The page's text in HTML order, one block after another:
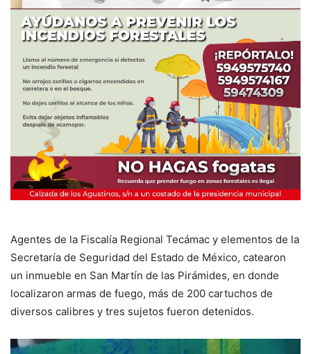
Agentes de la Fiscalía Regional Tecámac y elementos de la
Secretaría de Seguridad del Estado de México, catearon
un inmueble en San Martín de las Pirámides, en donde
localizaron armas de fuego, más de 200 cartuchos de
diversos calibres y tres sujetos fueron detenidos.